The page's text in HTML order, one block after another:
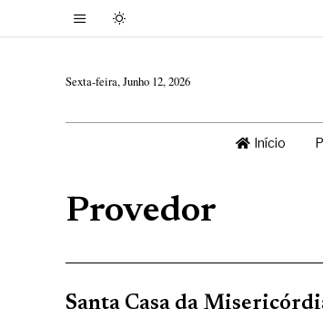
Sexta-feira, Junho 12, 2026
Início
Provedor
Santa Casa da